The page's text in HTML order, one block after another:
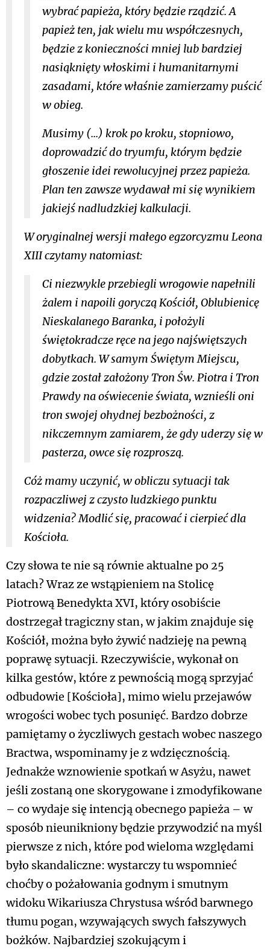
wybrać papieża, który będzie rządzić. A
papież ten, jak wielu mu współczesnych,
będzie z konieczności mniej lub bardziej
nasiąknięty włoskimi i humanitarnymi
zasadami, które właśnie zamierzamy puścić
w obieg.
Musimy (...) krok po kroku, stopniowo,
doprowadzić do tryumfu, którym będzie
głoszenie idei rewolucyjnej przez papieża.
Plan ten zawsze wydawał mi się wynikiem
jakiejś nadludzkiej kalkulacji.
W oryginalnej wersji małego egzorcyzmu Leona
XIII czytamy natomiast:
Ci niezwykle przebiegli wrogowie napełnili
żalem i napoili goryczą Kościół, Oblubienicę
Nieskalanego Baranka, i położyli
świętokradcze ręce na jego najświętszych
dobytkach. W samym Świętym Miejscu,
gdzie został założony Tron Św. Piotra i Tron
Prawdy na oświecenie świata, wznieśli oni
tron swojej ohydnej bezbożności, z
nikczemnym zamiarem, że gdy uderzy się w
pasterza, owce się rozproszą.
Cóż mamy uczynić, w obliczu sytuacji tak
rozpaczliwej z czysto ludzkiego punktu
widzenia? Modlić się, pracować i cierpieć dla
Kościoła.
Czy słowa te nie są równie aktualne po 25
latach? Wraz ze wstąpieniem na Stolicę
Piotrową Benedykta XVI, który osobiście
dostrzegał tragiczny stan, w jakim znajduje się
Kościół, można było żywić nadzieję na pewną
poprawę sytuacji. Rzeczywiście, wykonał on
kilka gestów, które z pewnością mogą sprzyjać
odbudowie [Kościoła], mimo wielu przejawów
wrogości wobec tych posunięć. Bardzo dobrze
pamiętamy o życzliwych gestach wobec naszego
Bractwa, wspominamy je z wdzięcznością.
Jednakże wznowienie spotkań w Asyżu, nawet
jeśli zostaną one skorygowane i zmodyfikowane
– co wydaje się intencją obecnego papieża – w
sposób nieunikniony będzie przywodzić na myśl
pierwsze z nich, które pod wieloma względami
było skandaliczne: wystarczy tu wspomnieć
choćby o pożałowania godnym i smutnym
widoku Wikariusza Chrystusa wśród barwnego
tłumu pogan, wzywających swych fałszywych
bożków. Najbardziej szokującym i